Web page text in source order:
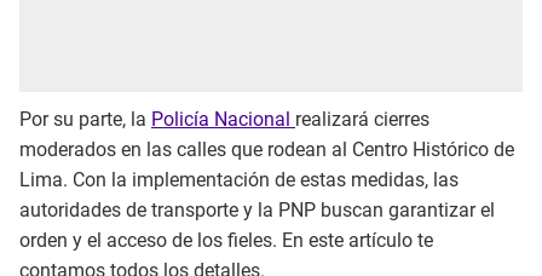
Por su parte, la Policía Nacional realizará cierres
moderados en las calles que rodean al Centro Histórico de
Lima. Con la implementación de estas medidas, las
autoridades de transporte y la PNP buscan garantizar el
orden y el acceso de los fieles. En este artículo te
contamos todos los detalles.